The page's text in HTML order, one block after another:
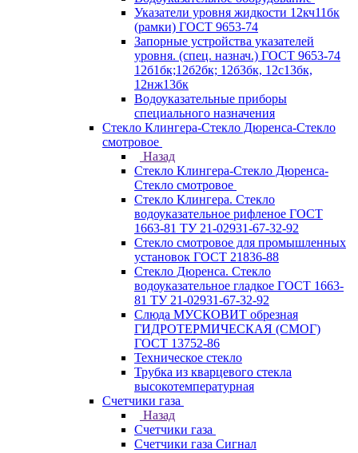
Указатели уровня жидкости 12кч11бк
(рамки) ГОСТ 9653-74
Запорные устройства указателей
уровня. (спец. назнач.) ГОСТ 9653-74
12б1бк;12б2бк; 12б3бк, 12с13бк,
12нж13бк
Водоуказательные приборы
специального назначения
Стекло Клингера-Стекло Дюренса-Стекло
смотровое
Назад
Стекло Клингера-Стекло Дюренса-
Стекло смотровое
Стекло Клингера. Стекло
водоуказательное рифленое ГОСТ
1663-81 ТУ 21-02931-67-32-92
Стекло смотровое для промышленных
установок ГОСТ 21836-88
Стекло Дюренса. Стекло
водоуказательное гладкое ГОСТ 1663-
81 ТУ 21-02931-67-32-92
Слюда МУСКОВИТ обрезная
ГИДРОТЕРМИЧЕСКАЯ (СМОГ)
ГОСТ 13752-86
Техническое стекло
Трубка из кварцевого стекла
высокотемпературная
Счетчики газа
Назад
Счетчики газа
Счетчики газа Сигнал